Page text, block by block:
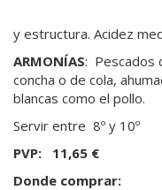
y estructura. Acidez
ARMONÍAS: Pescados
concha o de cola,
blancas como el pollo.
Servir entre 8º y 10º
PVP:
11,65 €
Donde comprar: